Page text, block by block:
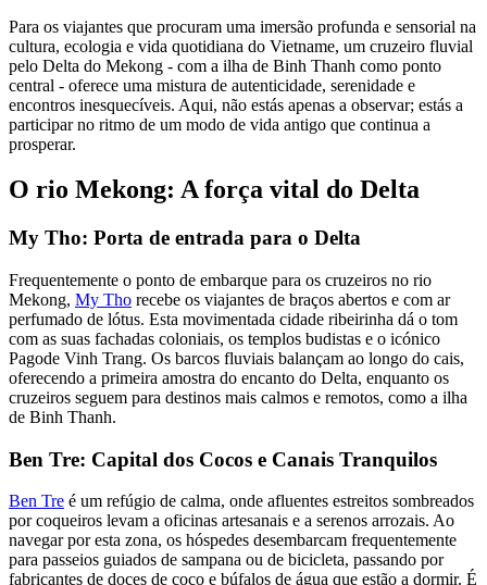
Para os viajantes que procuram uma imersão profunda e sensorial na
cultura, ecologia e vida quotidiana do Vietname, um cruzeiro fluvial
pelo Delta do Mekong - com a ilha de Binh Thanh como ponto
central - oferece uma mistura de autenticidade, serenidade e
encontros inesquecíveis. Aqui, não estás apenas a observar; estás a
participar no ritmo de um modo de vida antigo que continua a
prosperar.
O rio Mekong: A força vital do Delta
My Tho: Porta de entrada para o Delta
Frequentemente o ponto de embarque para os cruzeiros no rio
Mekong, My Tho recebe os viajantes de braços abertos e com ar
perfumado de lótus. Esta movimentada cidade ribeirinha dá o tom
com as suas fachadas coloniais, os templos budistas e o icónico
Pagode Vinh Trang. Os barcos fluviais balançam ao longo do cais,
oferecendo a primeira amostra do encanto do Delta, enquanto os
cruzeiros seguem para destinos mais calmos e remotos, como a ilha
de Binh Thanh.
Ben Tre: Capital dos Cocos e Canais Tranquilos
Ben Tre é um refúgio de calma, onde afluentes estreitos sombreados
por coqueiros levam a oficinas artesanais e a serenos arrozais. Ao
navegar por esta zona, os hóspedes desembarcam frequentemente
para passeios guiados de sampana ou de bicicleta, passando por
fabricantes de doces de coco e búfalos de água que estão a dormir. É